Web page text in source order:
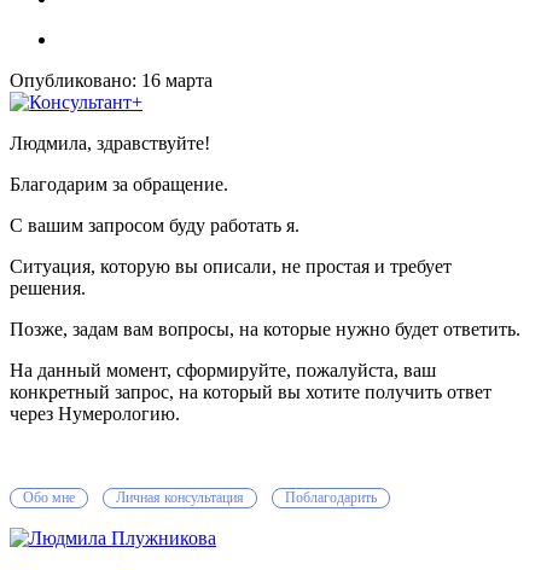
Опубликовано: 16 марта
Людмила, здравствуйте!
Благодарим за обращение.
С вашим запросом буду работать я.
Ситуация, которую вы описали, не простая и требует
решения.
Позже, задам вам вопросы, на которые нужно будет ответить.
На данный момент, сформируйте, пожалуйста, ваш
конкретный запрос, на который вы хотите получить ответ
через Нумерологию.
Обо мне Личная консультация Поблагодарить